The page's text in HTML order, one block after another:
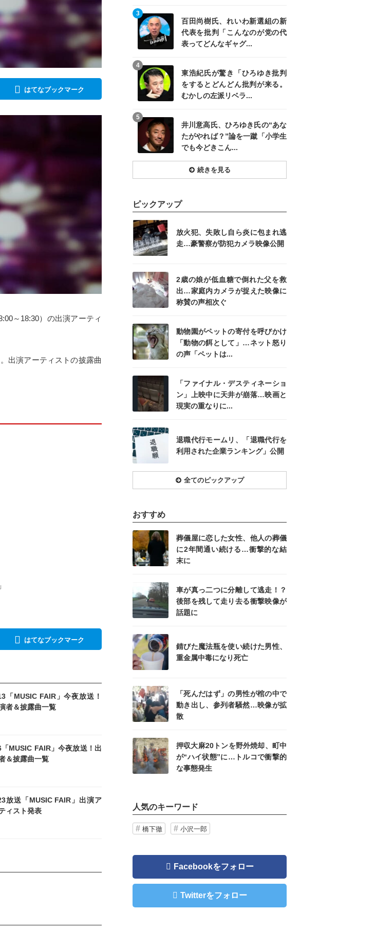
はてなブックマーク
～18:30）の出演アーティ
出演アーティストの披露曲
はてなブックマーク
「MUSIC FAIR」今夜放送！
者＆披露曲一覧
MUSIC FAIR」今夜放送！出
＆披露曲一覧
放送「MUSIC FAIR」出演ア
ィスト発表
百田尚樹氏、れいわ新選組の新
代表を批判「こんなのが党の代
表ってどんなギャグ...
3
記事を読む
東浩紀氏が驚き「ひろゆき批判
をするとどんどん批判が来る。
むかしの左派リベラ...
4
井川意高氏、ひろゆき氏の“あな
たがやれば？”論を一蹴「小学生
でも今どきこん...
5
記事を読む
続きを見る
ピックアップ
放火犯、失敗し自ら炎に包まれ逃
走…豪警察が防犯カメラ映像公開
2歳の娘が低血糖で倒れた父を救
出…家庭内カメラが捉えた映像に
称賛の声相次ぐ
記事を読む
動物園がペットの寄付を呼びかけ
「動物の餌として」…ネット怒り
の声「ペットは...
記事を読む
「ファイナル・デスティネーショ
ン」上映中に天井が崩落…映画と
現実の重なりに...
退職代行モームリ、「退職代行を
利用された企業ランキング」公開
記事を読む
全てのピックアップ
おすすめ
葬儀屋に恋した女性、他人の葬儀
に2年間通い続ける…衝撃的な結
末に
車が真っ二つに分離して逃走！？
後部を残して走り去る衝撃映像が
話題に
錆びた魔法瓶を使い続けた男性、
重金属中毒になり死亡
記事を読む
「死んだはず」の男性が棺の中で
動き出し、参列者騒然…映像が拡
散
記事を読む
押収大麻20トンを野外焼却、町中
が“ハイ状態”に…トルコで衝撃的
な事態発生
人気のキーワード
橋下徹 小沢一郎
Facebookをフォロー
Twitterをフォロー